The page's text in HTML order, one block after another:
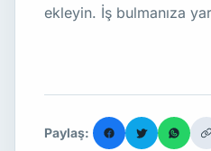
ekleyin. İş bulmanıza
Paylaş: